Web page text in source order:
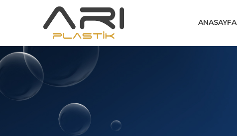
ANASAYFA